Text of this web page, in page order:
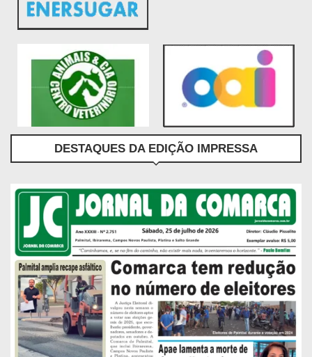
DESTAQUES DA EDIÇÃO IMPRESSA